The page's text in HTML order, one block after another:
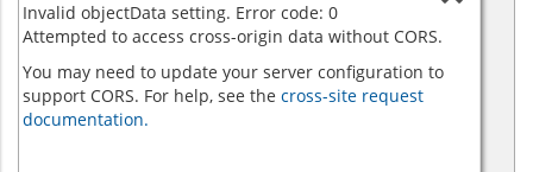
Invalid objectData setting. Error code: 0
Attempted to access cross-origin data without CORS.
You may need to update your server configuration to
support CORS. For help, see the cross-site request
documentation.